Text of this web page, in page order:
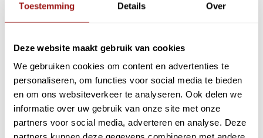
Toestemming Details Over
Deze website maakt gebruik van cookies
We gebruiken cookies om content en advertenties te
personaliseren, om functies voor social media te bieden
en om ons websiteverkeer te analyseren. Ook delen we
informatie over uw gebruik van onze site met onze
partners voor social media, adverteren en analyse. Deze
over de inrichting van eHerkenning binnen
contactpersoon, wel zo makkelijk.
Onze dienstverlening wordt als best
beoordeeld opeHerkenning.nl
(overheidswebsite), Trustpiloten Google.
Supersnelle verwerking van uw aanvraag: